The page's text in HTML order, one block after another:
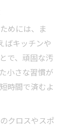
流れ
らしへ
ツ
夫とは
を保つ
解説
す方法
め
めには、ま
ばキッチンや
で、頑固な汚
小さな習慣が
時間で済むよ
クロスやスポ